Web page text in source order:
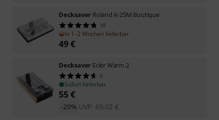
Decksaver Roland K-25M Boutique
18
In 1–2 Wochen lieferbar
49€
Decksaver Ecler Warm 2
8
Sofort lieferbar
55€
UVP: 69,02 €
-20%